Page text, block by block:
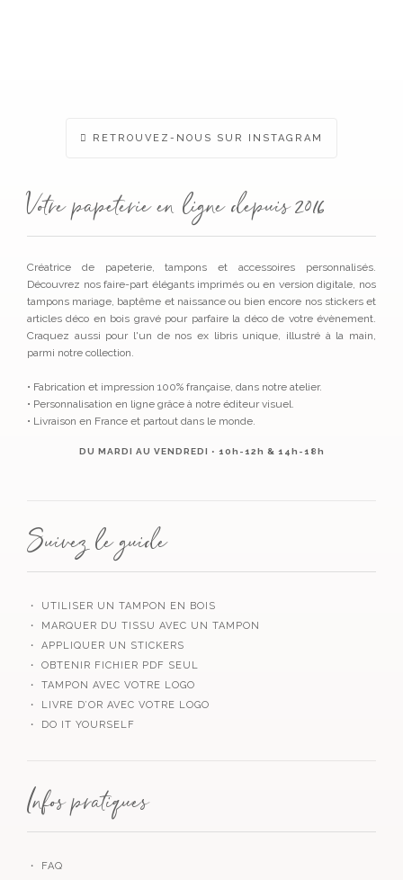
RETROUVEZ-NOUS SUR INSTAGRAM
Votre papeterie en ligne depuis 2016
Créatrice de papeterie, tampons et accessoires personnalisés.
Découvrez nos faire-part élégants imprimés ou en version digitale, nos
tampons mariage, baptême et naissance ou bien encore nos stickers et
articles déco en bois gravé pour parfaire la déco de votre évènement.
Craquez aussi pour l'un de nos ex libris unique, illustré à la main,
parmi notre collection.
• Fabrication et impression 100% française, dans notre atelier.
• Personnalisation en ligne grâce à notre éditeur visuel.
• Livraison en France et partout dans le monde.
DU MARDI AU VENDREDI • 10h-12h & 14h-18h
Suivez le guide
・ UTILISER UN TAMPON EN BOIS
・ MARQUER DU TISSU AVEC UN TAMPON
・ APPLIQUER UN STICKERS
・ OBTENIR FICHIER PDF SEUL
・ TAMPON AVEC VOTRE LOGO
・ LIVRE D’OR AVEC VOTRE LOGO
・ DO IT YOURSELF
Infos pratiques
・ FAQ